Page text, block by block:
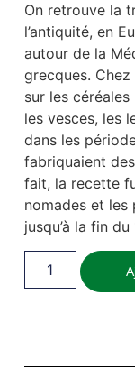
On retrouve la
l’antiquité, en
autour de la
grecques. Chez
sur les
les vesces, les
dans les
fabriquaient
fait, la recette
nomades et les
jusqu’à la fin